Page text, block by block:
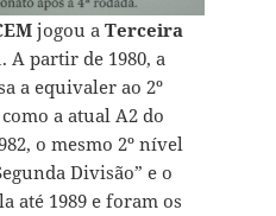
jogou a Terceira
A partir de 1980, a
a equivaler ao 2º
a atual A2 do
o mesmo 2º nível
Divisão” e o
até 1989 e foram os